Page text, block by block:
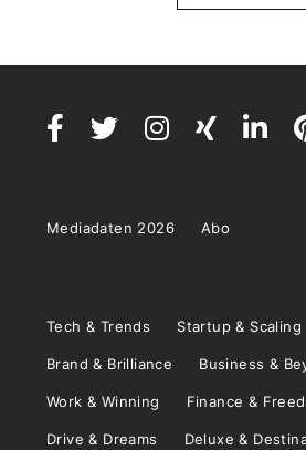
Mediadaten 2026 Abo
Tech & Trends Startup & Scaling
Brand & Brilliance Business &
Work & Winning Finance &
Drive & Dreams Deluxe &